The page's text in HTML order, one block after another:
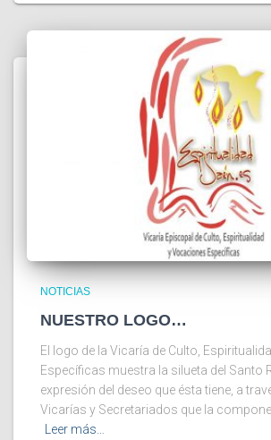
NOTICIAS
NUESTRO LOGO…
El logo de la Vicaría de Culto,
Específicas muestra la silueta del Santo
expresión del deseo que ésta tiene, a
Vicarías y Secretariados que la
Leer más…